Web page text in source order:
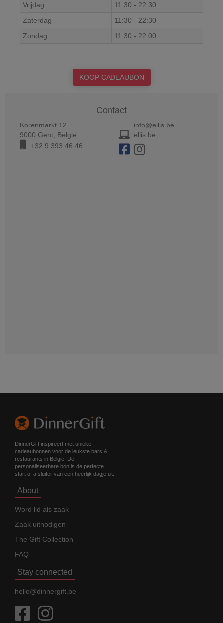
Vrijdag
11:30 - 22:30
Zaterdag
11:30 - 22:30
Zondag
11:30 - 22:00
KOOP CADEAUBON
Contact
Korenmarkt 12
9000 Gent België
+32 9 393 46 46
info@ellis.be
ellis.be
DinnerGift inspireert met unieke
cadeaubonnen voor de leukste bars &
restaurants in België. De
personaliseerbare bon is de perfecte
start of afsluiter van een heerlijk dagje uit.
About
Word lid als zaak
Zaak uitnodigen
The Gift Collection
FAQ
Stay connected
hello@dinnergift.be